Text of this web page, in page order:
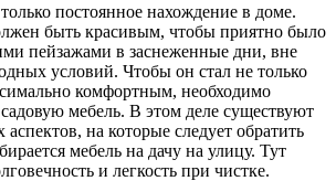
постоянное нахождение в доме.
быть красивым, чтобы приятно было
пейзажами в заснеженные дни, вне
условий. Чтобы он стал не только
комфортным, необходимо
мебель. В этом деле существуют
на которые следует обратить
мебель на дачу на улицу. Тут
и легкость при чистке.